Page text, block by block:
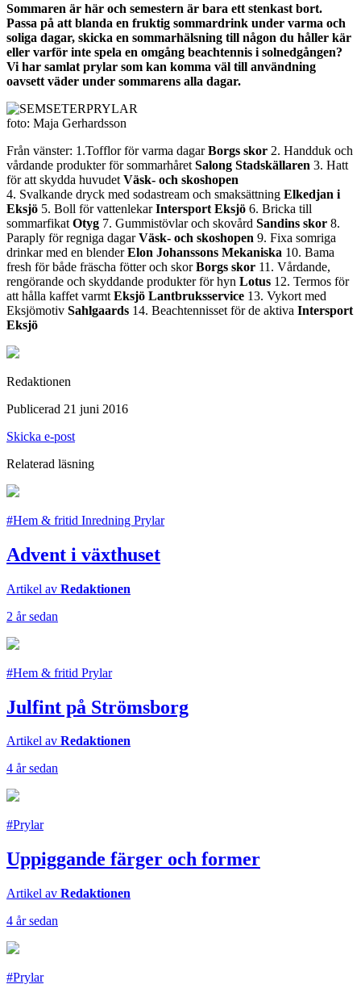
Sommaren är här och semestern är bara ett stenkast bort.
Passa på att blanda en fruktig sommardrink under varma och
soliga dagar, skicka en sommarhälsning till någon du håller kär
eller varför inte spela en omgång beachtennis i solnedgången?
Vi har samlat prylar som kan komma väl till användning
oavsett väder under sommarens alla dagar.
foto: Maja Gerhardsson
Från vänster: 1.Tofflor för varma dagarBorgs skor 2. Handduk och
vårdande produkter för sommarhåret Salong Stadskällaren 3. Hatt
för att skydda huvudet Väsk- och skoshopen
4. Svalkande dryck med sodastream och smaksättning Elkedjan i
Eksjö 5. Boll för vattenlekarIntersport Eksjö 6. Bricka till
sommarfikat Otyg 7. Gummistövlar och skovård Sandins skor 8.
Paraply för regniga dagarVäsk- och skoshopen 9. Fixa somriga
drinkar med en blenderElon Johanssons Mekaniska 10. Bama
fresh för både fräscha fötter och skorBorgs skor 11. Vårdande,
rengörande och skyddande produkter för hyn Lotus 12. Termos för
att hålla kaffet varmt Eksjö Lantbruksservice 13. Vykort med
Eksjömotiv Sahlgaards 14. Beachtennisset för de aktiva Intersport
Eksjö
Redaktionen
Publicerad 21 juni 2016
Skicka e-post
Relaterad läsning
#Hem & fritid Inredning Prylar
Advent i växthuset
Artikel av Redaktionen
2 år sedan
#Hem & fritid Prylar
Julfint på Strömsborg
Artikel av Redaktionen
4 år sedan
#Prylar
Uppiggande färger och former
Artikel av Redaktionen
4 år sedan
#Prylar